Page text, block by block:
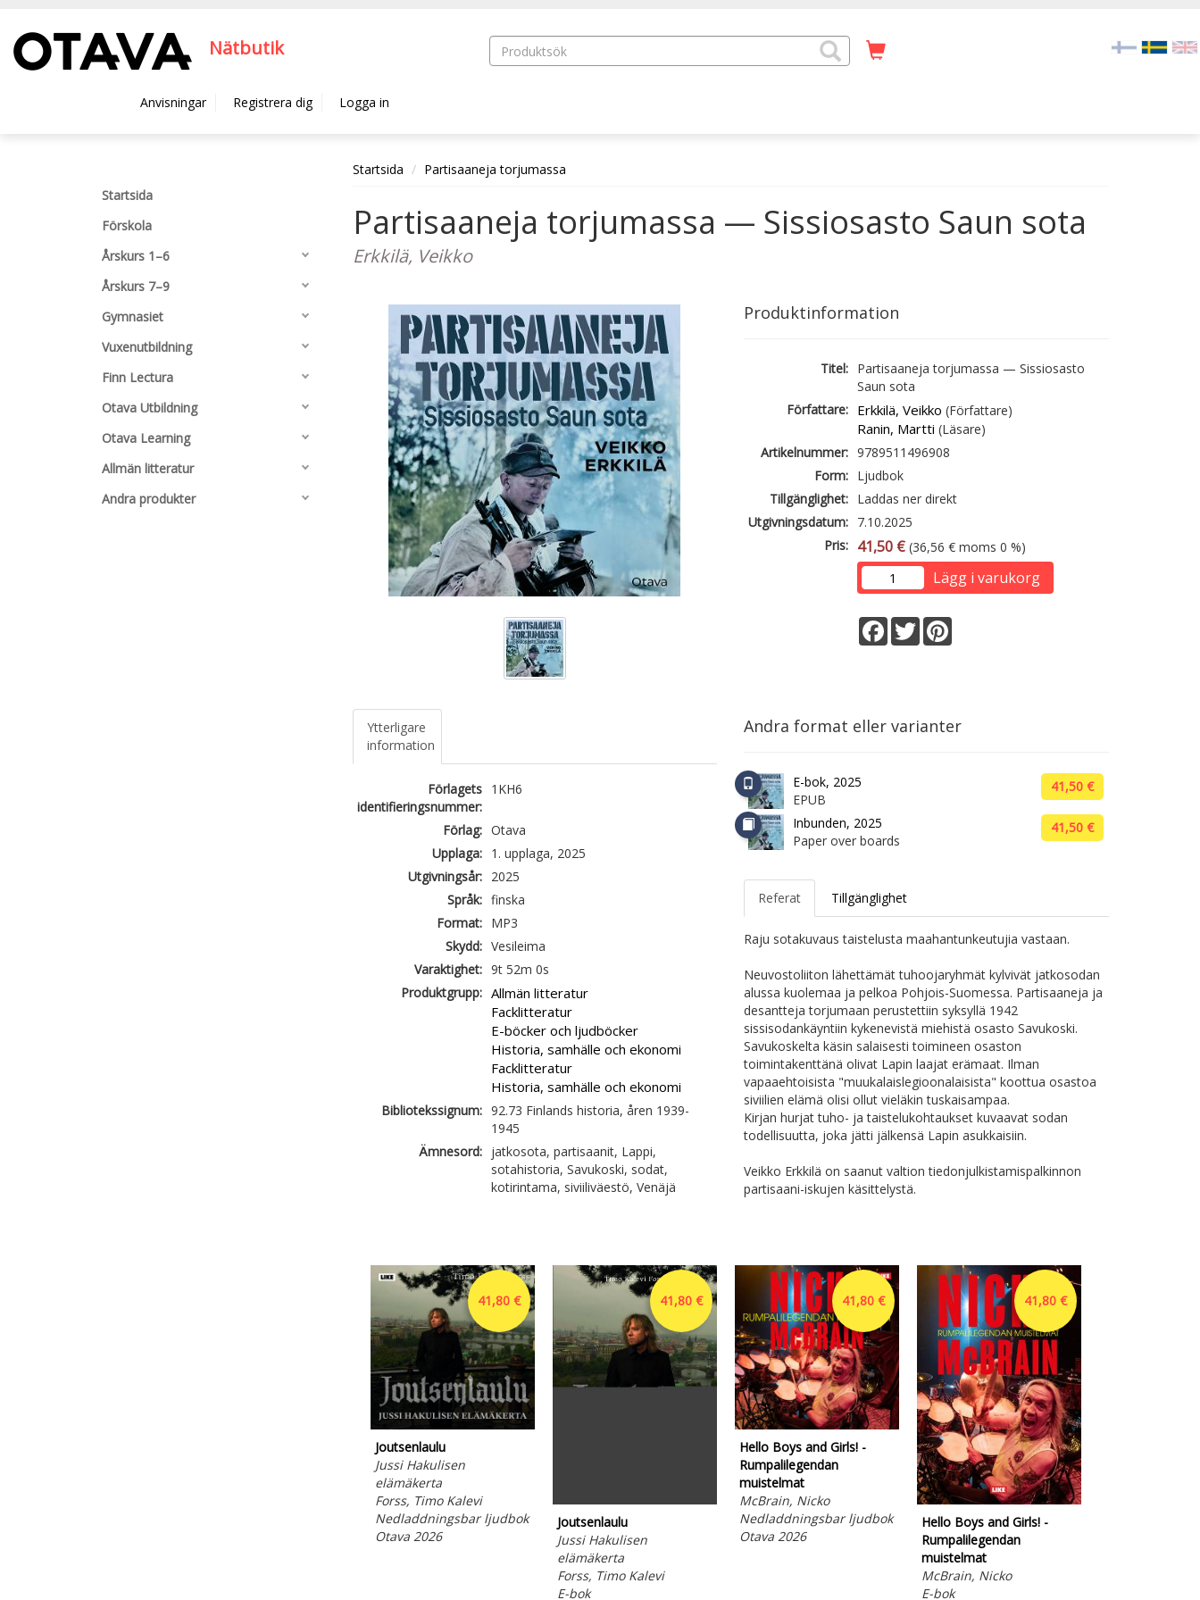
Nätbutik
Anvisningar Registrera dig Logga in
Startsida
Förskola
Årskurs 1–6
Årskurs 7–9
Gymnasiet
Vuxenutbildning
Finn Lectura
Otava Utbildning
Otava Learning
Allmän litteratur
Andra produkter
Startsida Partisaaneja torjumassa
Partisaaneja torjumassa — Sissiosasto Saun sota
Erkkilä, Veikko
Produktinformation
Titel: Partisaaneja torjumassa — Sissiosasto
Saun sota
Författare: Erkkilä, Veikko (Författare)
Ranin, Martti (Läsare)
Artikelnummer: 9789511496908
Form: Ljudbok
Tillgänglighet: Laddas ner direkt
Utgivningsdatum: 7.10.2025
Pris: 41,50 € (36,56 € moms 0 %)
Lägg i varukorg
Facebook
Twitter
Ytterligare
information
Förlagets
identifieringsnummer:
1KH6
Förlag: Otava
Upplaga:
1. upplaga, 2025
Utgivningsår:
2025
Språk: finska
Format:
MP3
Skydd: Vesileima
Varaktighet: 9t 52m 0s
Produktgrupp: Allmän litteratur
Facklitteratur
E-böcker och ljudböcker
Historia, samhälle och ekonomi
Facklitteratur
Historia, samhälle och ekonomi
Bibliotekssignum: 92.73 Finlands historia, åren 1939-
1945
Ämnesord:
jatkosota, partisaanit, Lappi,
sotahistoria, Savukoski, sodat,
kotirintama, siviiliväestö, Venäjä
Andra format eller varianter
E-bok, 2025
EPUB
41,50 €
Inbunden, 2025
Paper over boards
41,50 €
Referat Tillgänglighet
Raju sotakuvaus taistelusta maahantunkeutujia vastaan.
Neuvostoliiton lähettämät tuhoojaryhmät kylvivät jatkosodan
alussa kuolemaa ja pelkoa Pohjois-Suomessa. Partisaaneja ja
desantteja torjumaan perustettiin syksyllä 1942
sissisodankäyntiin kykenevistä miehistä osasto Savukoski.
Savukoskelta käsin salaisesti toimineen osaston
toimintakenttänä olivat Lapin laajat erämaat. Ilman
vapaaehtoisista "muukalaislegioonalaisista" koottua osastoa
siviilien elämä olisi ollut vieläkin tuskaisampaa.
Kirjan hurjat tuho- ja taistelukohtaukset kuvaavat sodan
todellisuutta, joka jätti jälkensä Lapin asukkaisiin.
Veikko Erkkilä on saanut valtion tiedonjulkistamispalkinnon
partisaani-iskujen käsittelystä.
41,80 €
Joutsenlaulu
Jussi Hakulisen
elämäkerta
Forss, Timo Kalevi
Nedladdningsbar ljudbok
Otava 2026
41,80 €
Joutsenlaulu
Jussi Hakulisen
elämäkerta
Forss, Timo Kalevi
E-bok
41,80 €
Hello Boys and Girls! -
Rumpalilegendan
muistelmat
McBrain, Nicko
Nedladdningsbar ljudbok
Otava 2026
41,80 €
Hello Boys and Girls! -
Rumpalilegendan
muistelmat
McBrain, Nicko
E-bok